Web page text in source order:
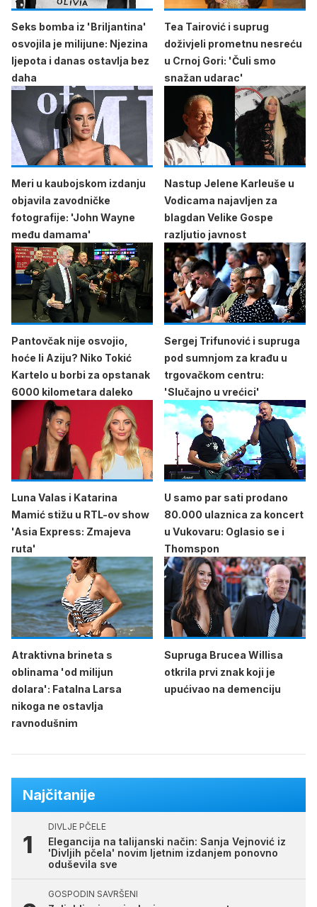
Seks bomba iz 'Briljantina'
osvojila je milijune: Njezina
ljepota i danas ostavlja bez
daha
Tea Tairović i suprug
doživjeli prometnu nesreću
u Crnoj Gori: 'Čuli smo
snažan udarac'
Meri u kaubojskom izdanju
objavila zavodničke
fotografije: 'John Wayne
među damama'
Nastup Jelene Karleuše u
Vodicama najavljen za
blagdan Velike Gospe
razljutio javnost
Pantovčak nije osvojio,
hoće li Aziju? Niko Tokić
Kartelo u borbi za opstanak
6000 kilometara daleko
Sergej Trifunović i supruga
pod sumnjom za krađu u
trgovačkom centru:
'Slučajno u vrećici'
Luna Valas i Katarina
Mamić stižu u RTL-ov show
'Asia Express: Zmajeva
ruta'
U samo par sati prodano
80.000 ulaznica za koncert
u Vukovaru: Oglasio se i
Thomspon
Atraktivna brineta s
oblinama 'od milijun
dolara': Fatalna Larsa
nikoga ne ostavlja
ravnodušnim
Supruga Brucea Willisa
otkrila prvi znak koji je
upućivao na demenciju
Najčitanije
DIVLJE PČELE
Elegancija na talijanski način: Sanja Vejnović iz
'Divljih pčela' novim ljetnim izdanjem ponovno
oduševila sve
GOSPODIN SAVRŠENI